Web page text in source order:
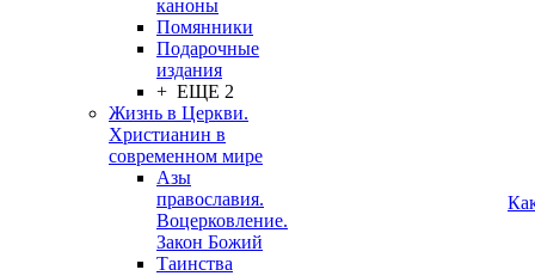
каноны
Помянники
Подарочные
издания
+ ЕЩЕ 2
Жизнь в Церкви.
Христианин в
современном мире
Азы
православия.
Воцерковление.
Закон Божий
Таинства